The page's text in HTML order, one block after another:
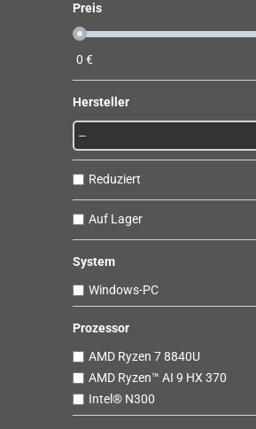
Preis
0 €
Hersteller
Reduziert
Auf Lager
System
Windows-PC
Prozessor
AMD Ryzen 7 8840U
AMD Ryzen™ AI 9 HX 370
Intel® N300